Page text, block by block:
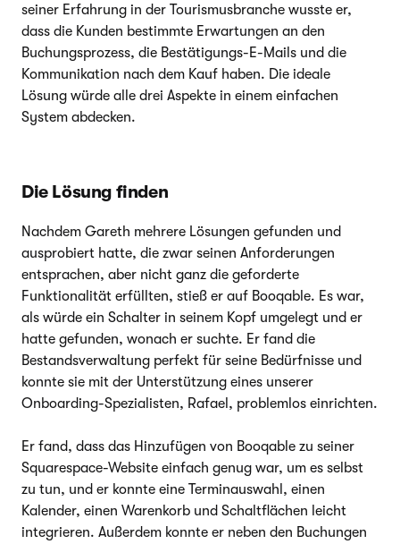
seiner Erfahrung in der Tourismusbranche wusste er,
dass die Kunden bestimmte Erwartungen an den
Buchungsprozess, die Bestätigungs-E-Mails und die
Kommunikation nach dem Kauf haben. Die ideale
Lösung würde alle drei Aspekte in einem einfachen
System abdecken.
Die Lösung finden
Nachdem Gareth mehrere Lösungen gefunden und
ausprobiert hatte, die zwar seinen Anforderungen
entsprachen, aber nicht ganz die geforderte
Funktionalität erfüllten, stieß er auf Booqable. Es war,
als würde ein Schalter in seinem Kopf umgelegt und er
hatte gefunden, wonach er suchte. Er fand die
Bestandsverwaltung perfekt für seine Bedürfnisse und
konnte sie mit der Unterstützung eines unserer
Onboarding-Spezialisten, Rafael, problemlos einrichten.
Er fand, dass das Hinzufügen von Booqable zu seiner
Squarespace-Website einfach genug war, um es selbst
zu tun, und er konnte eine Terminauswahl, einen
Kalender, einen Warenkorb und Schaltflächen leicht
integrieren. Außerdem konnte er neben den Buchungen